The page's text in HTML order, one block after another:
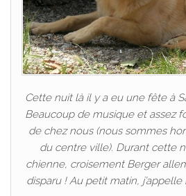
Cette nuit là il y a eu une fête à
Beaucoup de musique et assez
de chez nous (nous sommes
du centre ville). Durant cette
chienne, croisement Berger
disparu ! Au petit matin,